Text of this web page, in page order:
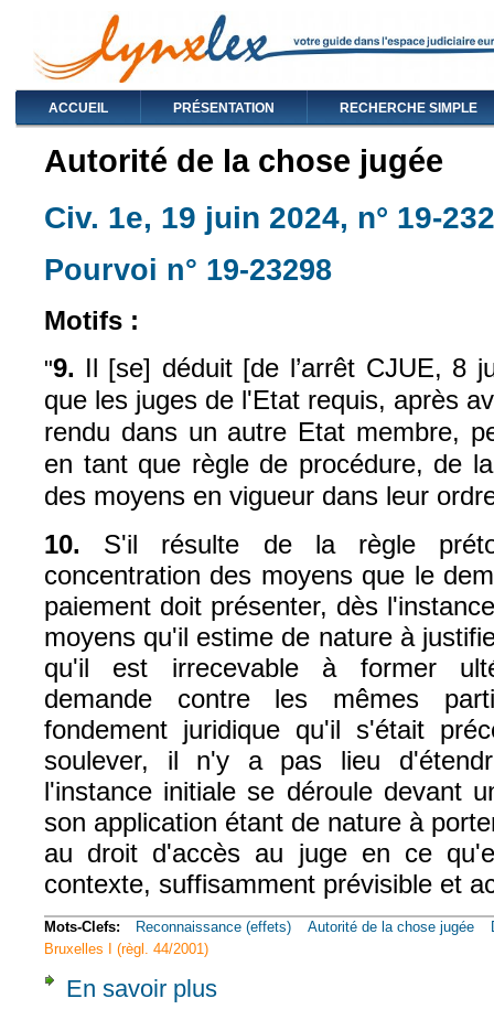
ACCUEIL PRÉSENTATION RECHERCHE SIMPLE
Autorité de la chose jugée
Civ. 1e, 19 juin 2024, n° 19-
Pourvoi n° 19-23298
Motifs :
"9. Il [se] déduit [de l’arrêt CJUE, 8
que les juges de l'Etat requis, après
rendu dans un autre Etat membre,
en tant que règle de procédure, de
des moyens en vigueur dans leur
10.
S'il résulte de la règle
concentration des moyens que le
paiement doit présenter, dès
moyens qu'il estime de nature à
qu'il est irrecevable à former
demande contre les mêmes
fondement juridique qu'il s'était
soulever, il n'y a pas lieu
l'instance initiale se déroule devant
son application étant de nature à
au droit d'accès au juge en ce
contexte, suffisamment prévisible et
Mots-Clefs: Reconnaissance (effets) Autorité de la chose jugée
Bruxelles I (règl. 44/2001)
En savoir plus